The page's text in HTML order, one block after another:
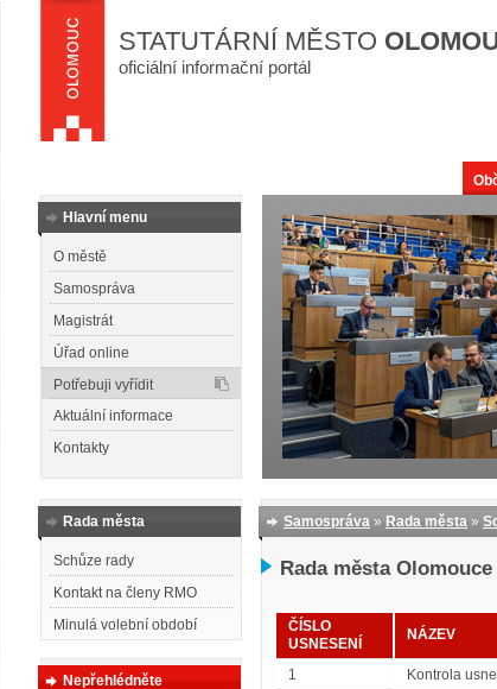
STATUTÁRNÍ MĚSTO
oficiální informační portál
Hlavní menu
O městě
Samospráva
Magistrát
Úřad online
Potřebuji vyřídit
Aktuální informace
Kontakty
Rada města
Schůze rady
Kontakt na členy RMO
Minulá volební období
Nepřehlédněte
Samospráva » Rada města »
Rada města
ČÍSLO
USNESENÍ
NÁZEV
1
Kontrola